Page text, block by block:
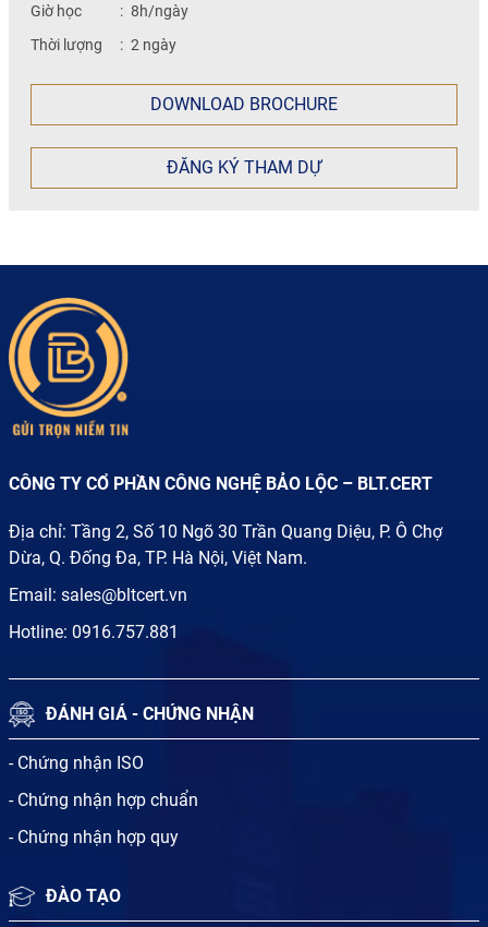
Giờ học
: 8h/ngày
Thời lượng
: 2 ngày
DOWNLOAD BROCHURE
ĐĂNG KÝ THAM DỰ
CÔNG TY CỔ PHẦN CÔNG NGHỆ BẢO LỘC – BLT.CERT
Địa chỉ: Tầng 2, Số 10 Ngõ 30 Trần Quang Diệu, P. Ô Chợ
Dừa, Q. Đống Đa, TP. Hà Nội, Việt Nam.
Email: sales@bltcert.vn
Hotline: 0916.757.881
ĐÁNH GIÁ - CHỨNG NHẬN
- Chứng nhận ISO
- Chứng nhận hợp chuẩn
- Chứng nhận hợp quy
ĐÀO TẠO